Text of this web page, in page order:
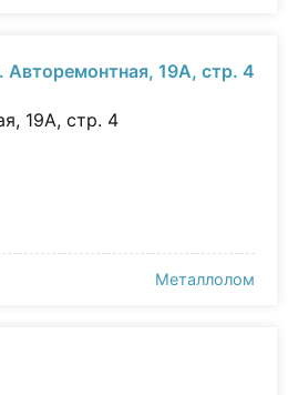
19А, стр. 4
19А, стр. 4
Металлолом